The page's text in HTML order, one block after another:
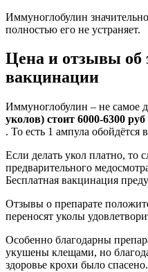
Иммуноглобулин
полностью его не устраняет.
Цена и отзывы об
вакцинации
Иммуноглобулин – не самое
уколов) стоит 6000-6300 руб
. То есть 1 ампула обойдётся
Если делать укол платно, то
предварительного
Бесплатная вакцинация
Отзывы о препарате
переносят уколы
Особенно благодарны
укушены клещами, но
здоровье крохи было спасено.